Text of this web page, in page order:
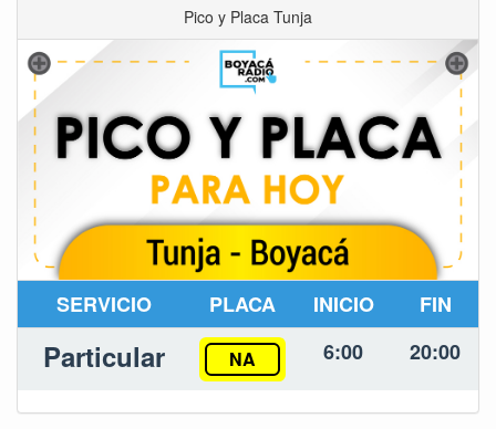
Pico y Placa Tunja
SERVICIO PLACA INICIO FIN
Particular NA 6:00 20:00